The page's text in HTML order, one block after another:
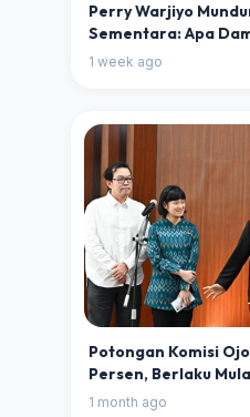
Perry Warjiyo
Sementara: Apa
Ekonomi Indonesia?
1 week ago
Potongan Komisi
Persen, Berlaku
1 month ago